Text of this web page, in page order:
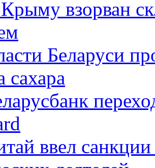
взорван
Беларуси
сахара
ввел